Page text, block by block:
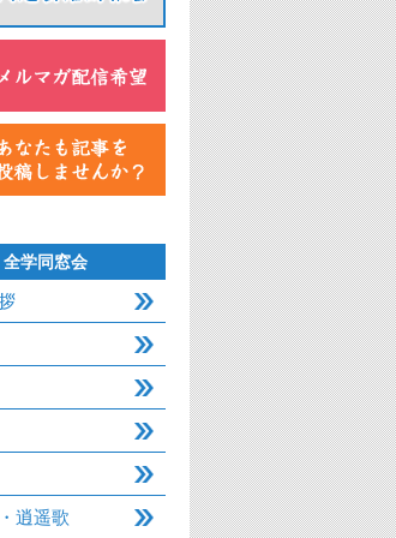
全学同窓会
逍遥歌